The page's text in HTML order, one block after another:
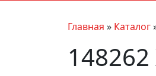
Главная » Каталог